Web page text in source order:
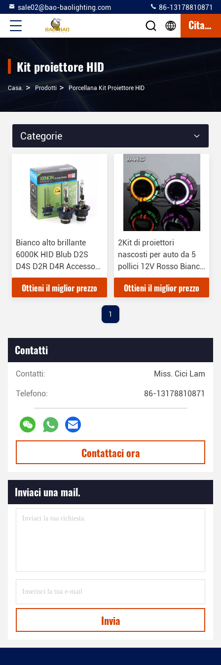
sale02@bao-baolighting.com 86-13178810871
Citazione
Kit proiettore HID
Casa. > Prodotti > Porcellana Kit Proiettore HID
Categorie
Bianco alto brillante
6000K HID Blub D2S
D4S D2R D4R Accessori
universali per auto
Ottieni il miglior prezzo
2Kit di proiettori
nascosti per auto da 5
pollici 12V Rosso Bianco
Blu Verde Giallo
Proiettore Flare Kit
Ottieni il miglior prezzo
1
Contatti
Contatti: Miss. Cici Lam
Telefono: 86-13178810871
Contattaci ora
Inviaci una mail.
Invia